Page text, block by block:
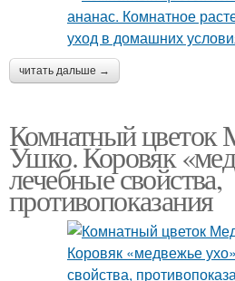
читать дальше →
Комнатный цветок
Ушко. Коровяк
лечебные свойства,
противопоказания